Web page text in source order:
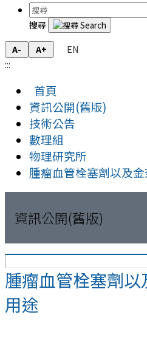
搜尋
A- A+
EN
:::
首頁
資訊公開(舊版)
技術公告
數理組
物理研究所
腫瘤血管栓塞劑以及
資訊公開(舊版)
腫瘤血管栓塞劑
用途